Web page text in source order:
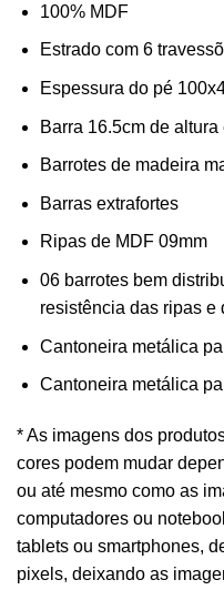
100% MDF
Estrado com 6
Espessura do pé
Barra 16.5cm de
Barrotes de madeira
Barras extrafortes
Ripas de MDF 09mm
06 barrotes bem
resistência das ripas e
Cantoneira metálica
Cantoneira metálica
* As imagens dos
cores podem mudar
ou até mesmo como as
computadores ou
tablets ou smartphones,
pixels, deixando as